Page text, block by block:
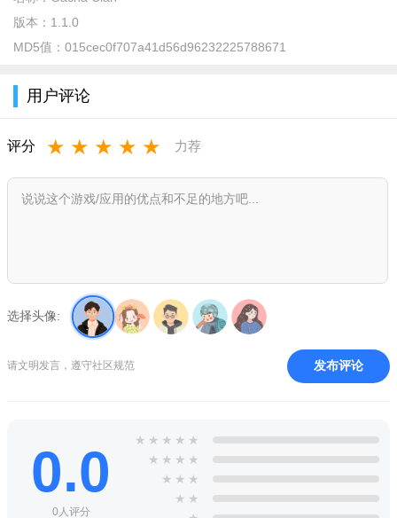
★从600个不同的姿势中进行选择！
★为所有角色设置自定义配置文件！
★导入和导出朋友的角色！
1、游戏中含有还有联机以及俱乐部可以进行与好友或者自由
的可玩性以及娱乐性。
3、游戏内还开放了游戏场景中的宠物饲养系统哦，可以进行
4、游戏中可以进行道具的收集，可以强化自身或者武器的等
版本： 1.1.0
MD5值： 015cec0f707a41d56d96232225788671
用户评论
评分 ★ ★ ★ ★ ★ 力荐
选择头像:
请文明发言，遵守社区规范 发布评论
0.0
0人评分
★ ★ ★ ★ ★
★ ★ ★ ★
★ ★ ★
★ ★